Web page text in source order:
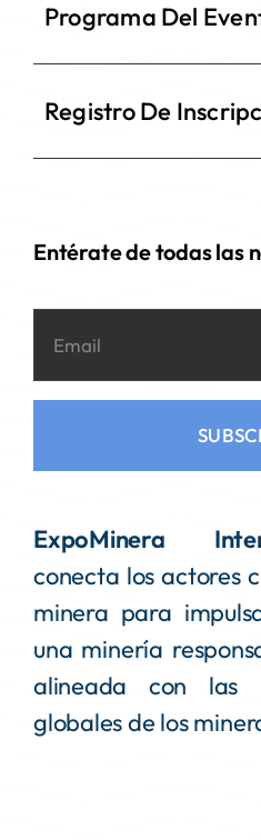
Programa Del
Registro De
Entérate de todas las
ExpoMinera
conecta los actores
minera para
una minería
alineada con las
globales de los